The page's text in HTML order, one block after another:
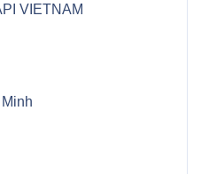
VIETNAM